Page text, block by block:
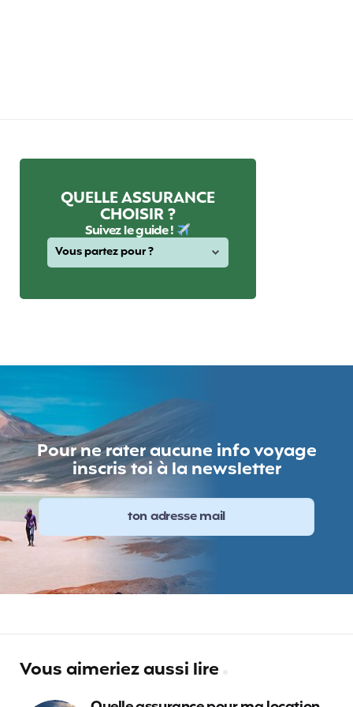
QUELLE ASSURANCE
CHOISIR ?
Suivez le guide !
Pour ne rater aucune info voyage
inscris toi à la newsletter
Vous aimeriez aussi lire